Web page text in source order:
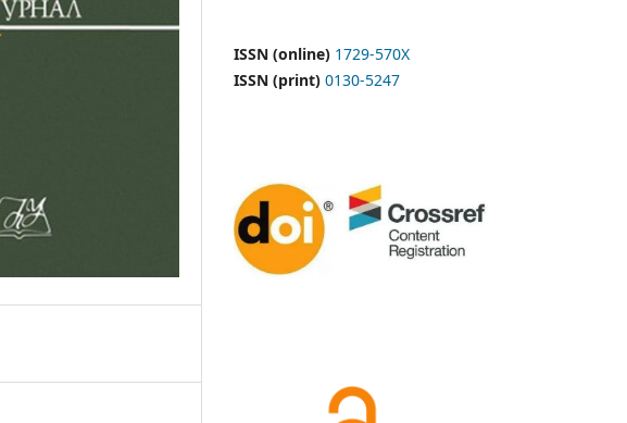
ISSN (online) 1729-570X
ISSN (print) 0130-5247